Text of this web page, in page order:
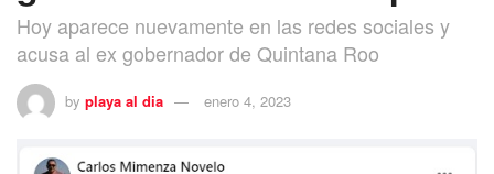
Hoy aparece nuevamente en las redes sociales y
acusa al ex gobernador de Quintana Roo
by playa al dia enero 4, 2023